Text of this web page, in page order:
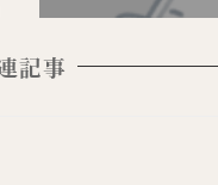
記事